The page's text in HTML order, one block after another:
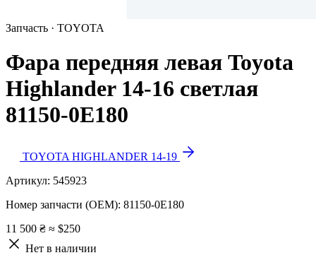
Запчасть · TOYOTA
Фара передняя левая Toyota
Highlander 14-16 светлая
81150-0E180
TOYOTA HIGHLANDER 14-19
Артикул: 545923
Номер запчасти (OEM): 81150-0E180
11 500 ₴ ≈ $250
Нет в наличии